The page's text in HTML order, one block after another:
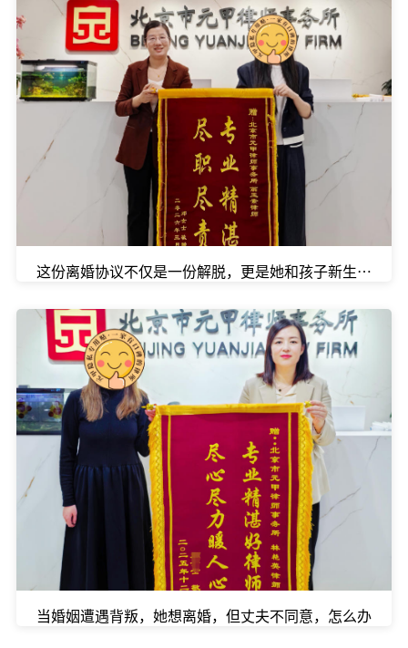
这份离婚协议不仅是一份解脱，更是她和孩子新生活的起
当婚姻遭遇背叛，她想离婚，但丈夫不同意，怎么办